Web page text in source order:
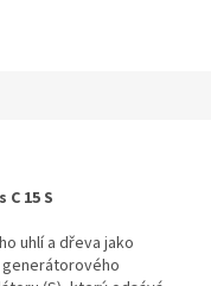
15 S
uhlí a dřeva jako
generátorového